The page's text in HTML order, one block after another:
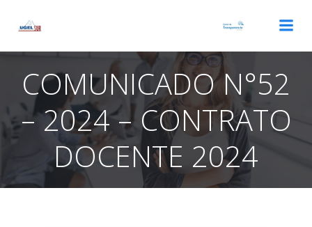
COMUNICADO N°52
– 2024 – CONTRATO
DOCENTE 2024